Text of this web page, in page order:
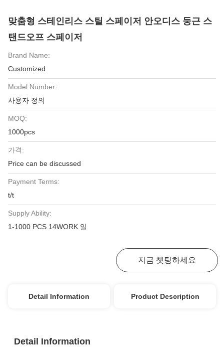
맞춤형 스테인리스 스틸 스페이저 안오디스 둥근 스
탠드오프 스페이저
Brand Name:
Customized
Model Number:
사용자 정의
MOQ:
1000pcs
가격:
Price can be discussed
Payment Terms:
t/t
Supply Ability:
1-1000 PCS 14WORK 일
지금 챗팅하세요
Detail Information Product Description
Detail Information